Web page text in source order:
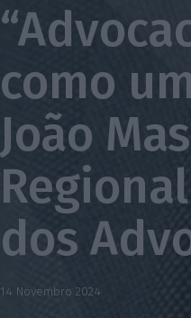
como
João
dos
14 Novembro 2024